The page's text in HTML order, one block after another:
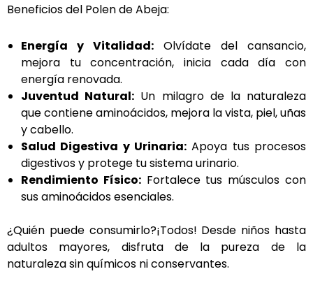
Beneficios del Polen de Abeja:
Energía y Vitalidad: Olvídate del cansancio,
mejora tu concentración, inicia cada día con
energía renovada.
Juventud Natural: Un milagro de la naturaleza
que contiene aminoácidos, mejora la vista, piel, uñas
y cabello.
Salud Digestiva y Urinaria: Apoya tus procesos
digestivos y protege tu sistema urinario.
Rendimiento Físico:Fortalece tus músculos con
sus aminoácidos esenciales.
¿Quién puede consumirlo?¡Todos! Desde niños hasta
adultos mayores, disfruta de la pureza de la
naturaleza sin químicos ni conservantes.